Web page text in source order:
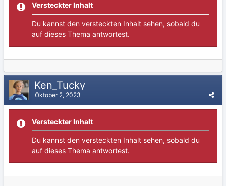
Versteckter Inhalt
Du kannst den versteckten Inhalt sehen, sobald du
auf dieses Thema antwortest.
Ken_Tucky
Oktober 2, 2023
Versteckter Inhalt
Du kannst den versteckten Inhalt sehen, sobald du
auf dieses Thema antwortest.